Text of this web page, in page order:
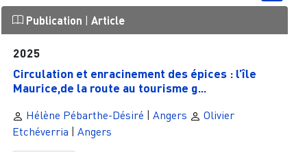
Publication | Article
2025
Circulation et enracinement des épices : l’île
Maurice,de la route au tourisme g...
Hélène Pébarthe-Désiré | Angers
Olivier
Etchéverria | Angers